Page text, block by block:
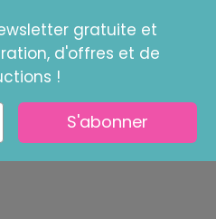
gratuite et
d'offres et de
!
S'abonner